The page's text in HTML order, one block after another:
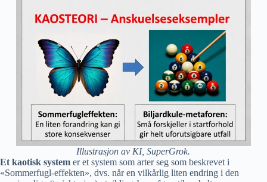
Illustrasjon av KI, SuperGrok.
Et kaotisk system er et system som arter seg som beskrevet i
«Sommerfugl-effekten», dvs. når en vilkårlig liten endring i den